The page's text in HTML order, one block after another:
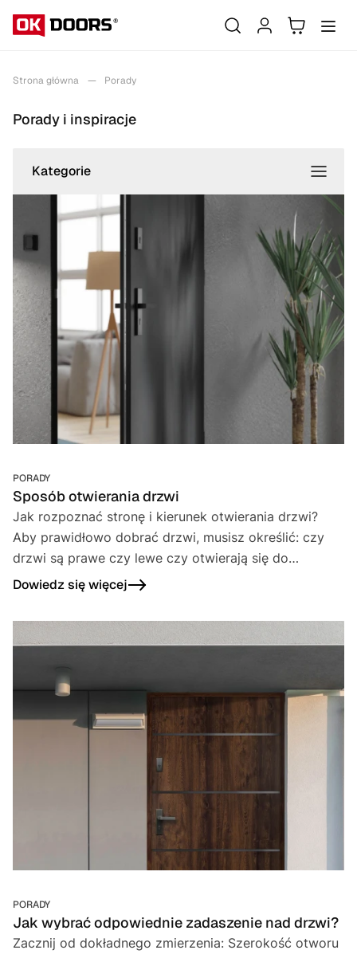
Strona główna Porady
Porady i inspiracje
Kategorie
PORADY
Sposób otwierania drzwi
Jak rozpoznać stronę i kierunek otwierania drzwi?
Aby prawidłowo dobrać drzwi, musisz określić: czy
drzwi są prawe czy lewe czy otwierają się do
wewnątrz czy na zewnątrz pomieszczenia
Dowiedz się więcej
PORADY
Jak wybrać odpowiednie zadaszenie nad drzwi?
Zacznij od dokładnego zmierzenia: Szerokość otworu